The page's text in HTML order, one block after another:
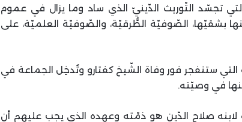
تجسّد التّوريث الدّينيّ الذي ساد وما يزال في عموم
بشقيّها، الصّوفيّة الطُّرقيّة، والصّوفيّة العلميّة، على
التي ستنفجر فور وفاة الشّيخ كفتارو وتُدخِل الجماعة في
في وصيّته.
لابنه صلاح الدّين هو ذمّته وعهده الذي يجب عليهم أن